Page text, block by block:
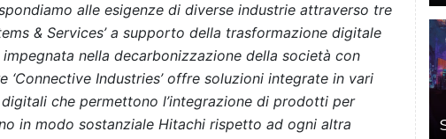
alle esigenze di diverse industrie attraverso tre
& Services’ a supporto della trasformazione digitale
impegnata nella decarbonizzazione della società con
Industries’ offre soluzioni integrate in vari
che permettono l’integrazione di prodotti per
in modo sostanziale Hitachi rispetto ad ogni altra